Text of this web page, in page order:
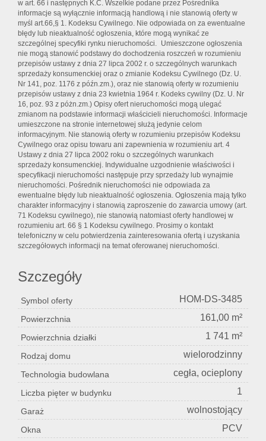
w art. 66 i następnych K.C. Wszelkie podane przez Pośrednika
informacje są wyłącznie informacją handlową i nie stanowią oferty w
myśl art.66,§ 1. Kodeksu Cywilnego. Nie odpowiada on za ewentualne
błędy lub nieaktualność ogłoszenia, które mogą wynikać ze
szczególnej specyfiki rynku nieruchomości. Umieszczone ogłoszenia
nie mogą stanowić podstawy do dochodzenia roszczeń w rozumieniu
przepisów ustawy z dnia 27 lipca 2002 r. o szczególnych warunkach
sprzedaży konsumenckiej oraz o zmianie Kodeksu Cywilnego (Dz. U.
Nr 141, poz. 1176 z późn.zm.), oraz nie stanowią oferty w rozumieniu
przepisów ustawy z dnia 23 kwietnia 1964 r. Kodeks cywilny (Dz. U. Nr
16, poz. 93 z póżn.zm.) Opisy ofert nieruchomości mogą ulegać
zmianom na podstawie informacji właścicieli nieruchomości. Informacje
umieszczone na stronie internetowej służą jedynie celom
informacyjnym. Nie stanowią oferty w rozumieniu przepisów Kodeksu
Cywilnego oraz opisu towaru ani zapewnienia w rozumieniu art. 4
Ustawy z dnia 27 lipca 2002 roku o szczególnych warunkach
sprzedaży konsumenckiej. Indywidualne uzgodnienie właściwości i
specyfikacji nieruchomości następuje przy sprzedaży lub wynajmie
nieruchomości. Pośrednik nieruchomości nie odpowiada za
ewentualne błędy lub nieaktualność ogłoszenia. Ogłoszenia mają tylko
charakter informacyjny i stanowią zaproszenie do zawarcia umowy (art.
71 Kodeksu cywilnego), nie stanowią natomiast oferty handlowej w
rozumieniu art. 66 § 1 Kodeksu cywilnego. Prosimy o kontakt
telefoniczny w celu potwierdzenia zainteresowania ofertą i uzyskania
szczegółowych informacji na temat oferowanej nieruchomości.
Szczegóły
Symbol oferty HOM-DS-3485
Powierzchnia 161,00 m²
Powierzchnia działki 1 741 m²
Rodzaj domu wielorodzinny
Technologia budowlana cegła, ocieplony
Liczba pięter w budynku 1
Garaż wolnostojący
Okna PCV